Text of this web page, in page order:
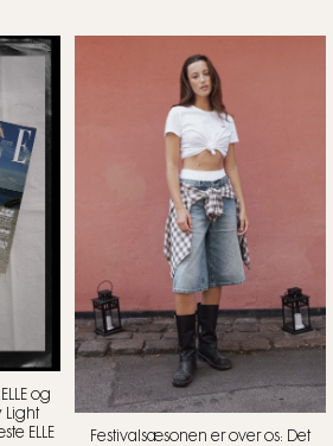
og
Light
ELLE
Festivalsæsonen er over os: Det